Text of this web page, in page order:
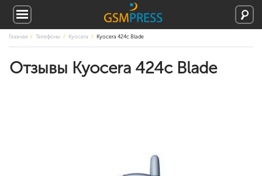
Главная Телефоны Kyocera Kyocera 424c Blade
Отзывы Kyocera 424c Blade